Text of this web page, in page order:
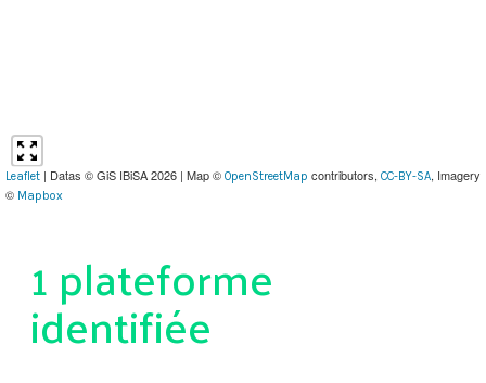
Leaflet | Datas © GiS IBiSA 2026 | Map © OpenStreetMap contributors, CC-BY-SA, Imagery
© Mapbox
1 plateforme
identifiée